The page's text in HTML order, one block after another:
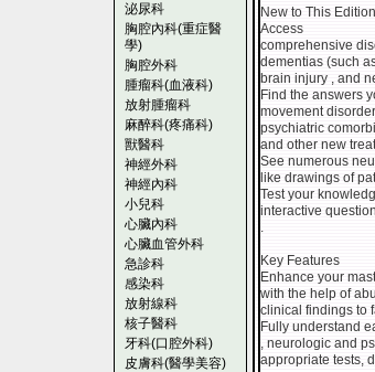
泌尿科
胸腔內科(重症醫
學)
胸腔外科
腫瘤科(血液科)
放射腫瘤科
麻醉科(疼痛科)
獸醫科
神經外科
神經內科
小兒科
心臟內科
心臟血管外科
急診科
感染科
放射線科
核子醫科
牙科(口腔外科)
皮膚科(醫學美容)
New to This Edition
Access
comprehensive
dementias (such
brain injury , and
Find the answers
movement
psychiatric
and other new
See numerous
like drawings of
Test your
interactive
.
Key Features
Enhance your
with the help of
clinical findings to
Fully understand
, neurologic and
appropriate tests,